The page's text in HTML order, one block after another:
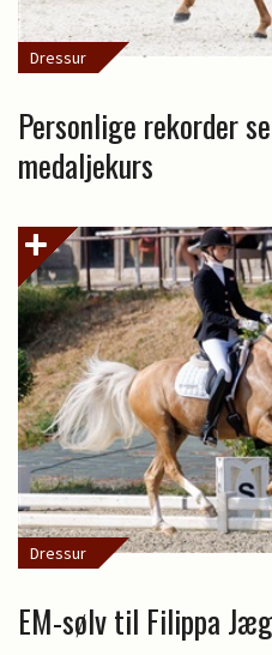
Dressur
Personlige rekorder
medaljekurs
Dressur
EM-sølv til Filippa